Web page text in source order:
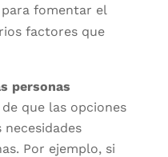
fomentar el
factores que
personas
que las opciones
Por ejemplo, si